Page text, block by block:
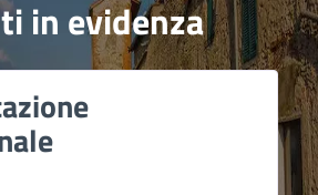
in evidenza